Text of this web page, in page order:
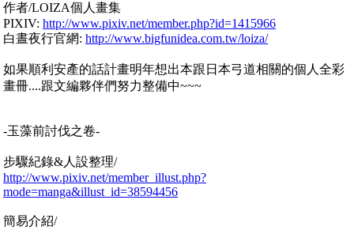
作者/LOIZA個人畫集
PIXIV: http://www.pixiv.net/member.php?id=1415966
白晝夜行官網: http://www.bigfunidea.com.tw/loiza/
如果順利安產的話計畫明年想出本跟日本弓道相關的個人全彩
畫冊....跟文編夥伴們努力整備中~~~
-玉藻前討伐之卷-
步驟紀錄&人設整理/
http://www.pixiv.net/member_illust.php?
mode=manga&illust_id=38594456
簡易介紹/